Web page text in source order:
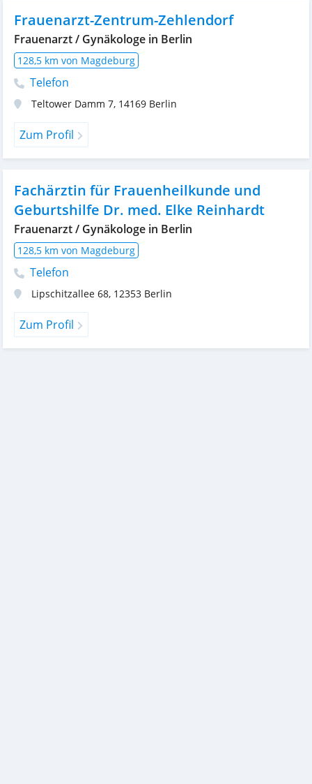
Frauenarzt-Zentrum-Zehlendorf
Frauenarzt / Gynäkologe in Berlin
128,5 km von Magdeburg
Telefon
Teltower Damm 7, 14169 Berlin
Zum Profil
Fachärztin für Frauenheilkunde und
Geburtshilfe Dr. med. Elke Reinhardt
Frauenarzt / Gynäkologe in Berlin
128,5 km von Magdeburg
Telefon
Lipschitzallee 68, 12353 Berlin
Zum Profil